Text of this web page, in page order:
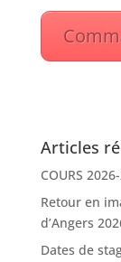
Articles
COURS
Retour en
d’Angers
Dates de